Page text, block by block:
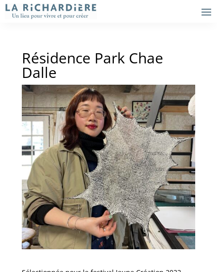
Résidence Park Chae
Dalle